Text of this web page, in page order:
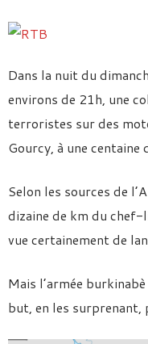
Dans la nuit du
environs de 21h, une
terroristes sur des
Gourcy, à une
Selon les sources de
dizaine de km du chef-
vue certainement de
Mais l’armée
but, en les